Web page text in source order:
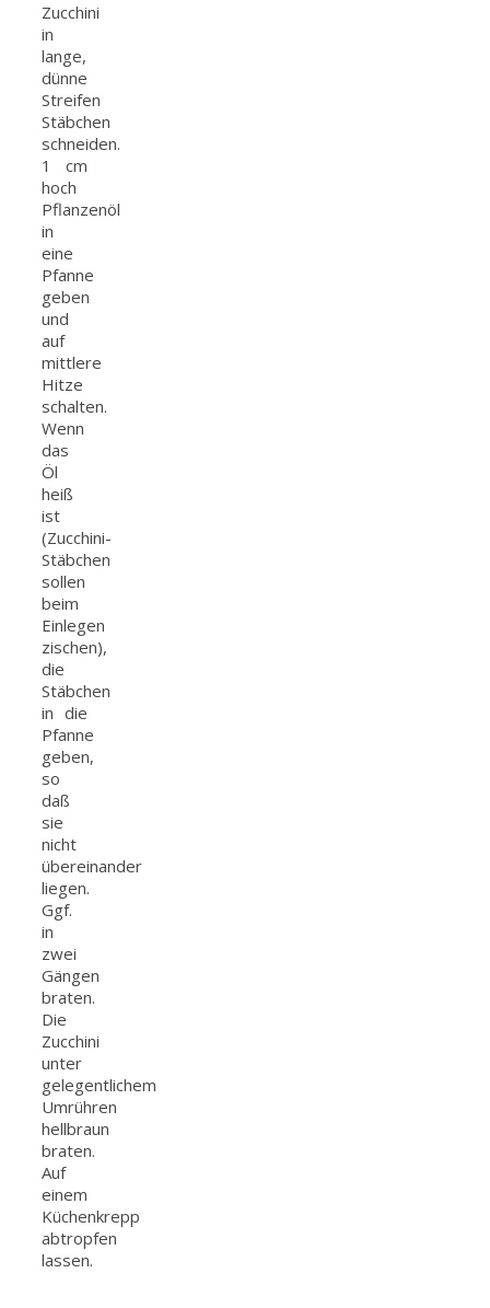
Zucchini
in
lange,
dünne
Streifen
Stäbchen
schneiden.
1 cm
hoch
Pflanzenöl
in
eine
Pfanne
geben
und
auf
mittlere
Hitze
schalten.
Wenn
das
Öl
heiß
ist
(Zucchini-
Stäbchen
sollen
beim
Einlegen
zischen),
die
Stäbchen
in die
Pfanne
geben,
so
daß
sie
nicht
übereinander
liegen.
Ggf.
in
zwei
Gängen
braten.
Die
Zucchini
unter
gelegentlichem
Umrühren
hellbraun
braten.
Auf
einem
Küchenkrepp
abtropfen
lassen.